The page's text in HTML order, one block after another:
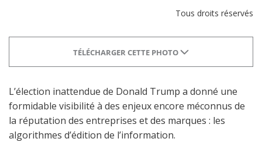
Tous droits réservés
TÉLÉCHARGER CETTE PHOTO
L’élection inattendue de Donald Trump a donné une
formidable visibilité à des enjeux encore méconnus de
la réputation des entreprises et des marques : les
algorithmes d’édition de l’information.